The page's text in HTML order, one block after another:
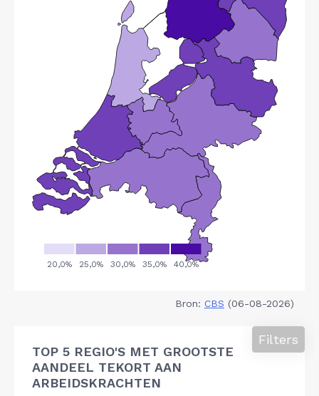
Bron: CBS (06-08-2026)
TOP 5 REGIO'S MET GROOTSTE
AANDEEL TEKORT AAN
ARBEIDSKRACHTEN
Filters